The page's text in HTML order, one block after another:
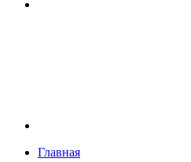
Главная